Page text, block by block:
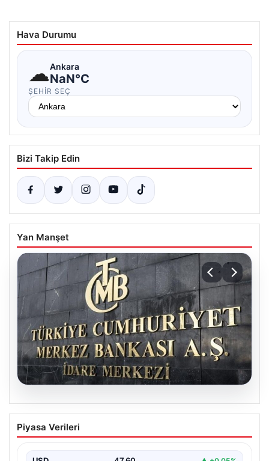
Hava Durumu
☁Ankara
NaN°C
ŞEHIR SEÇ
Bizi Takip Edin
Yan Manşet
05.08.2026
Merkez Bankası faiz kararı ne zaman?
Ekonomistlerin nisan ayı faiz beklentisi
Piyasa Verileri